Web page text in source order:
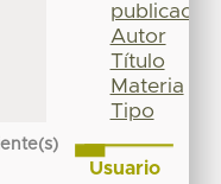
publicación
Autor
Título
Materia
Tipo
Usuario